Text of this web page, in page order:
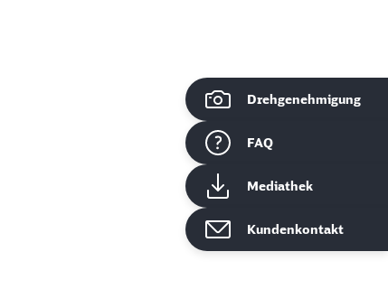
Drehgenehmigung
FAQ
Mediathek
Kundenkontakt